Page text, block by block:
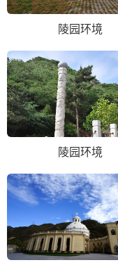
陵园环境
陵园环境